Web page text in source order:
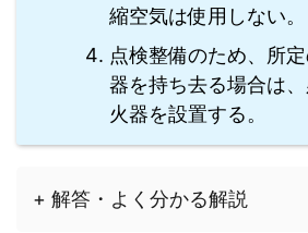
縮空気は使用しない。
点検整備のため、所
器を持ち去る場合は
火器を設置する。
+ 解答・よく分かる解説